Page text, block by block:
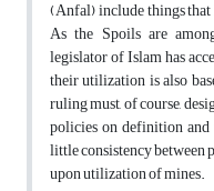
(Anfal) include things
As the Spoils are
legislator of Islam has
their utilization is also
ruling must, of course,
policies on definition
little consistency
upon utilization of mines.